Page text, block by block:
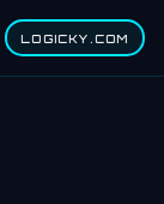
LOGICKY.COM